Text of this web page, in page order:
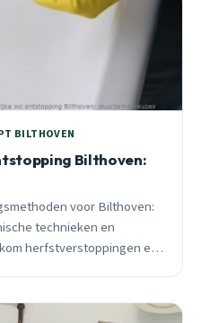
BILTHOVEN
Bilthoven:
voor Bilthoven:
technieken en
herfstverstoppingen en